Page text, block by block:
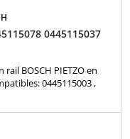
0445115037
BOSCH PIETZO en
0445115003 ,